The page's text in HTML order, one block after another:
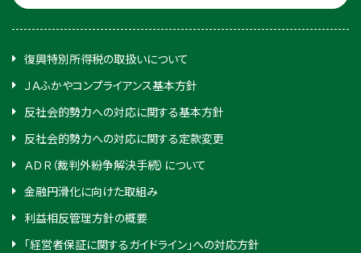
復興特別所得税の取扱いについて
ＪＡふかやコンプライアンス基本方針
反社会的勢力への対応に関する基本方針
反社会的勢力への対応に関する定款変更
ＡＤＲ（裁判外紛争解決手続）について
金融円滑化に向けた取組み
利益相反管理方針の概要
「経営者保証に関するガイドライン」への対応方針